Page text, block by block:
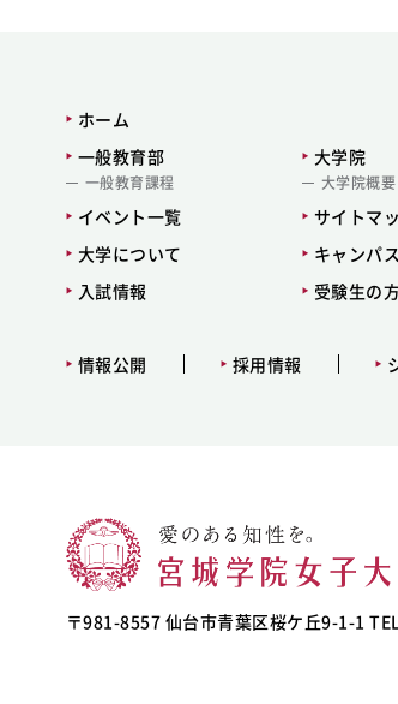
ホーム
一般教育部
一般教育課程
大学院
大学院概要
イベント一覧 サイトマ
大学について
キャンパス
入試情報
受験生の
情報公開 採用情報
〒981-8557 仙台市青葉区桜ケ丘9-1-1